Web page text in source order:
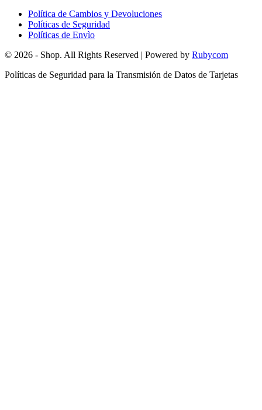
Política de Cambios y Devoluciones
Políticas de Seguridad
Políticas de Envìo
© 2026 - Shop. All Rights Reserved | Powered by Rubycom
Políticas de Seguridad para la Transmisión de Datos de Tarjetas